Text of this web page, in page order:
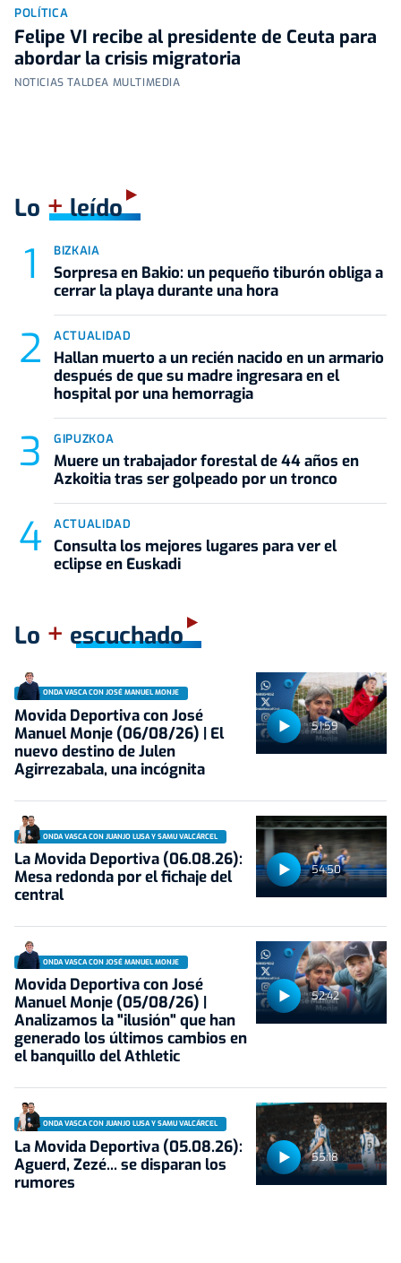
POLÍTICA
Felipe VI recibe al presidente de Ceuta para
abordar la crisis migratoria
NOTICIAS TALDEA MULTIMEDIA
Lo +leído
BIZKAIA
Sorpresa en Bakio: un pequeño tiburón obliga a
cerrar la playa durante una hora
ACTUALIDAD
Hallan muerto a un recién nacido en un armario
después de que su madre ingresara en el
hospital por una hemorragia
GIPUZKOA
Muere un trabajador forestal de 44 años en
Azkoitia tras ser golpeado por un tronco
ACTUALIDAD
Consulta los mejores lugares para ver el
eclipse en Euskadi
Lo + escuchado
51:59
ONDA VASCA CON JOSÉ MANUEL MONJE
Movida Deportiva con José
Manuel Monje (06/08/26) | El
nuevo destino de Julen
Agirrezabala, una incógnita
54:50
ONDA VASCA CON JUANJO LUSA Y SAMU VALCÁRCEL
La Movida Deportiva (06.08.26):
Mesa redonda por el fichaje del
central
52:42
ONDA VASCA CON JOSÉ MANUEL MONJE
Movida Deportiva con José
Manuel Monje (05/08/26) |
Analizamos la "ilusión" que han
generado los últimos cambios en
el banquillo del Athletic
55:18
ONDA VASCA CON JUANJO LUSA Y SAMU VALCÁRCEL
La Movida Deportiva (05.08.26):
Aguerd, Zezé... se disparan los
rumores